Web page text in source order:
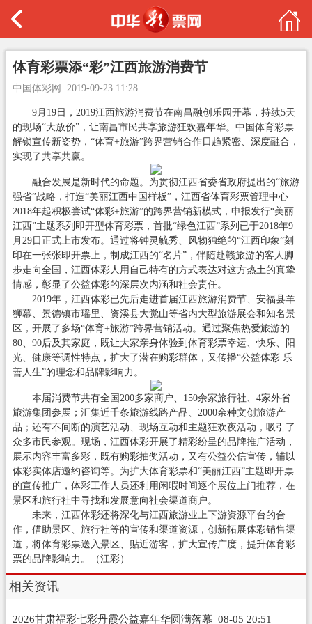
体育彩票添“彩”江西旅游消费节
中国体彩网 2019-09-23 11:28
9月19日，2019江西旅游消费节在南昌融创乐园开幕，持续5天
的现场“大放价”，让南昌市民共享旅游狂欢嘉年华。中国体育彩票
解锁宣传新姿势，“体育+旅游”跨界营销合作日趋紧密、深度融合，
实现了共享共赢。
融合发展是新时代的命题。为贯彻江西省委省政府提出的“旅游
强省”战略，打造“美丽江西中国样板”，江西省体育彩票管理中心
2018年起积极尝试“体彩+旅游”的跨界营销新模式，申报发行“美丽
江西”主题系列即开型体育彩票，首批“绿色江西”系列已于2018年9
月29日正式上市发布。通过将钟灵毓秀、风物独绝的“江西印象”刻
印在一张张即开票上，制成江西的“名片”，伴随赴赣旅游的客人脚
步走向全国，江西体彩人用自己特有的方式表达对这方热土的真挚
情感，彰显了公益体彩的深层次内涵和社会责任。
2019年，江西体彩已先后走进首届江西旅游消费节、安福县羊
狮幕、景德镇市瑶里、资溪县大觉山等省内大型旅游展会和知名景
区，开展了多场“体育+旅游”跨界营销活动。通过聚焦热爱旅游的
80、90后及其家庭，既让大家亲身体验到体育彩票幸运、快乐、阳
光、健康等调性特点，扩大了潜在购彩群体，又传播“公益体彩 乐
善人生”的理念和品牌影响力。
本届消费节共有全国200多家商户、150余家旅行社、4家外省
旅游集团参展；汇集近千条旅游线路产品、2000余种文创旅游产
品；还有不间断的演艺活动、现场互动和主题狂欢夜活动，吸引了
众多市民参观。现场，江西体彩开展了精彩纷呈的品牌推广活动，
展示内容丰富多彩，既有购彩抽奖活动，又有公益公信宣传，辅以
体彩实体店邀约咨询等。为扩大体育彩票和“美丽江西”主题即开票
的宣传推广，体彩工作人员还利用闲暇时间逐个展位上门推荐，在
景区和旅行社中寻找和发展意向社会渠道商户。
未来，江西体彩还将深化与江西旅游业上下游资源平台的合
作，借助景区、旅行社等的宣传和渠道资源，创新拓展体彩销售渠
道，将体育彩票送入景区、贴近游客，扩大宣传广度，提升体育彩
票的品牌影响力。（江彩）
相关资讯
2026甘肃福彩七彩丹霞公益嘉年华圆满落幕 08-05 20:51